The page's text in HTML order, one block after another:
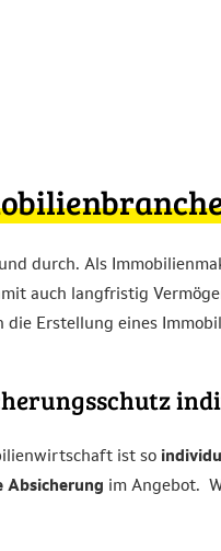
durch. Als
auch langfristig
die Erstellung eines
ist so
Absicherung im Angebot.